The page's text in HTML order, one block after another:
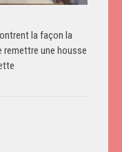
la façon la
remettre une housse